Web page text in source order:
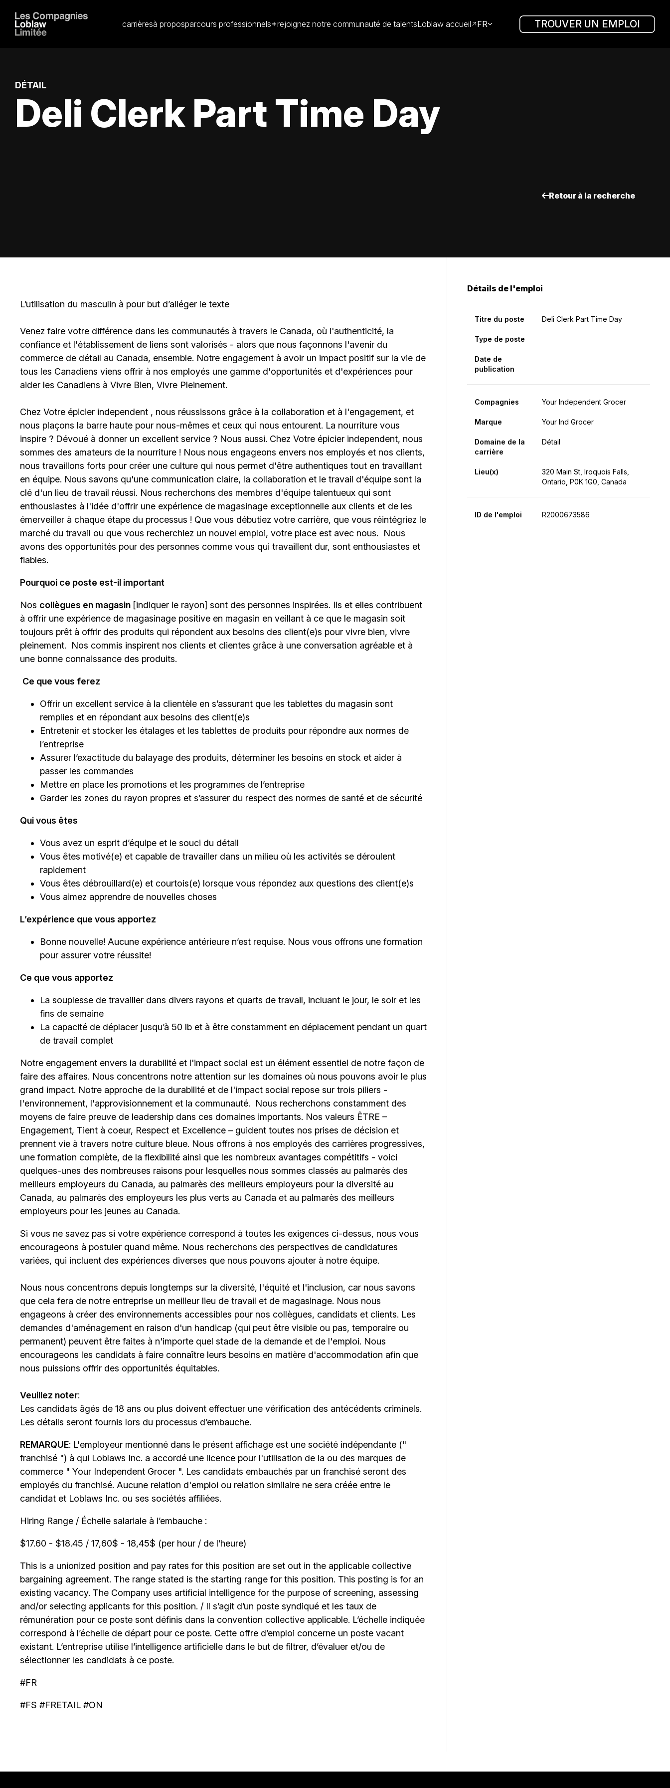
carrièresà proposparcours professionnels rejoignez notre communauté de talentsLoblaw accueil FR TROUVER UN EMPLOI
DÉTAIL
Deli Clerk Part Time Day
Retour à la recherche
L’utilisation du masculin à pour but d’alléger le texte
Venez faire votre différence dans les communautés à travers le Canada, où l'authenticité, la
confiance et l'établissement de liens sont valorisés - alors que nous façonnons l'avenir du
commerce de détail au Canada, ensemble. Notre engagement à avoir un impact positif sur la vie de
tous les Canadiens viens offrir à nos employés une gamme d'opportunités et d'expériences pour
aider les Canadiens à Vivre Bien, Vivre Pleinement.
Chez Votre épicier independent , nous réussissons grâce à la collaboration et à l'engagement, et
nous plaçons la barre haute pour nous-mêmes et ceux qui nous entourent. La nourriture vous
inspire ? Dévoué à donner un excellent service ? Nous aussi. Chez Votre épicier independent, nous
sommes des amateurs de la nourriture ! Nous nous engageons envers nos employés et nos clients,
nous travaillons forts pour créer une culture qui nous permet d'être authentiques tout en travaillant
en équipe. Nous savons qu'une communication claire, la collaboration et le travail d'équipe sont la
clé d'un lieu de travail réussi. Nous recherchons des membres d'équipe talentueux qui sont
enthousiastes à l'idée d'offrir une expérience de magasinage exceptionnelle aux clients et de les
émerveiller à chaque étape du processus ! Que vous débutiez votre carrière, que vous réintégriez le
marché du travail ou que vous recherchiez un nouvel emploi, votre place est avec nous.
Nous
avons des opportunités pour des personnes comme vous qui travaillent dur, sont enthousiastes et
fiables.
Pourquoi ce poste est-il important
Nos collègues en magasin [indiquer le rayon] sont des personnes inspirées. Ils et elles contribuent
à offrir une expérience de magasinage positive en magasin en veillant à ce que le magasin soit
toujours prêt à offrir des produits qui répondent aux besoins des client(e)s pour vivre bien, vivre
pleinement. Nos commis inspirent nos clients et clientes grâce à une conversation agréable et à
une bonne connaissance des produits.
Ce que vous ferez
Offrir un excellent service à la clientèle en s’assurant que les tablettes du magasin sont
remplies et en répondant aux besoins des client(e)s
Entretenir et stocker les étalages et les tablettes de produits pour répondre aux normes de
l’entreprise
Assurer l’exactitude du balayage des produits, déterminer les besoins en stock et aider à
passer les commandes
Mettre en place les promotions et les programmes de l’entreprise
Garder les zones du rayon propres et s’assurer du respect des normes de santé et de sécurité
Qui vous êtes
Vous avez un esprit d’équipe et le souci du détail
Vous êtes motivé(e) et capable de travailler dans un milieu où les activités se déroulent
rapidement
Vous êtes débrouillard(e) et courtois(e) lorsque vous répondez aux questions des client(e)s
Vous aimez apprendre de nouvelles choses
L’expérience que vous apportez
Bonne nouvelle! Aucune expérience antérieure n’est requise. Nous vous offrons une formation
pour assurer votre réussite!
Ce que vous apportez
La souplesse de travailler dans divers rayons et quarts de travail, incluant le jour, le soir et les
fins de semaine
La capacité de déplacer jusqu’à 50 lb et à être constamment en déplacement pendant un quart
de travail complet
Notre engagement envers la durabilité et l'impact social est un élément essentiel de notre façon de
faire des affaires. Nous concentrons notre attention sur les domaines où nous pouvons avoir le plus
grand impact. Notre approche de la durabilité et de l'impact social repose sur trois piliers -
l'environnement, l'approvisionnement et la communauté.
Nous recherchons constamment des
moyens de faire preuve de leadership dans ces domaines importants. Nos valeurs ÊTRE –
Engagement, Tient à coeur, Respect et Excellence – guident toutes nos prises de décision et
prennent vie à travers notre culture bleue. Nous offrons à nos employés des carrières progressives,
une formation complète, de la flexibilité ainsi que les nombreux avantages compétitifs - voici
quelques-unes des nombreuses raisons pour lesquelles nous sommes classés au palmarès des
meilleurs employeurs du Canada, au palmarès des meilleurs employeurs pour la diversité au
Canada, au palmarès des employeurs les plus verts au Canada et au palmarès des meilleurs
employeurs pour les jeunes au Canada.
Si vous ne savez pas si votre expérience correspond à toutes les exigences ci-dessus, nous vous
encourageons à postuler quand même. Nous recherchons des perspectives de candidatures
variées, qui incluent des expériences diverses que nous pouvons ajouter à notre équipe.
Nous nous concentrons depuis longtemps sur la diversité, l'équité et l'inclusion, car nous savons
que cela fera de notre entreprise un meilleur lieu de travail et de magasinage. Nous nous
engageons à créer des environnements accessibles pour nos collègues, candidats et clients. Les
demandes d'aménagement en raison d'un handicap (qui peut être visible ou pas, temporaire ou
permanent) peuvent être faites à n'importe quel stade de la demande et de l'emploi. Nous
encourageons les candidats à faire connaître leurs besoins en matière d'accommodation afin que
nous puissions offrir des opportunités équitables.
Veuillez noter:
Les candidats âgés de 18 ans ou plus doivent effectuer une vérification des antécédents criminels.
Les détails seront fournis lors du processus d’embauche.
REMARQUE: L'employeur mentionné dans le présent affichage est une société indépendante ("
franchisé ") à qui Loblaws Inc. a accordé une licence pour l'utilisation de la ou des marques de
commerce " Your Independent Grocer ". Les candidats embauchés par un franchisé seront des
employés du franchisé. Aucune relation d'emploi ou relation similaire ne sera créée entre le
candidat et Loblaws Inc. ou ses sociétés affiliées.
Hiring Range / Échelle salariale à l’embauche :
$17.60 - $18.45 / 17,60$ - 18,45$ (per hour / de l’heure)
This is a unionized position and pay rates for this position are set out in the applicable collective
bargaining agreement. The range stated is the starting range for this position. This posting is for an
existing vacancy. The Company uses artificial intelligence for the purpose of screening, assessing
and/or selecting applicants for this position. / Il s’agit d’un poste syndiqué et les taux de
rémunération pour ce poste sont définis dans la convention collective applicable. L’échelle indiquée
correspond à l’échelle de départ pour ce poste. Cette offre d’emploi concerne un poste vacant
existant. L’entreprise utilise l’intelligence artificielle dans le but de filtrer, d’évaluer et/ou de
sélectionner les candidats à ce poste.
#FR
#FS #FRETAIL #ON
Détails de l'emploi
Titre du poste Deli Clerk Part Time Day
Type de poste
Date de
publication
Compagnies Your Independent Grocer
Marque Your Ind Grocer
Domaine de la
carrière
Détail
Lieu(x)
320 Main St, Iroquois Falls,
Ontario, P0K 1G0, Canada
ID de l'emploi R2000673586